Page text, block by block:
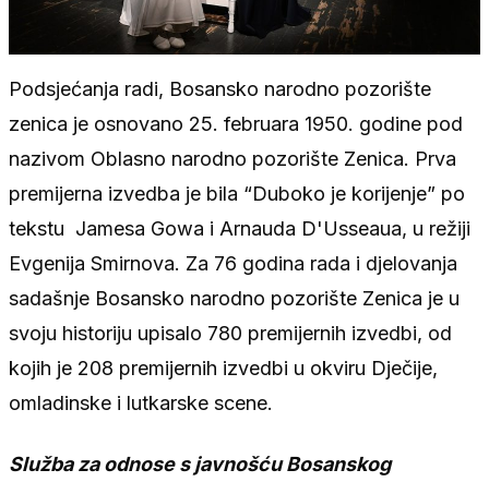
Podsjećanja radi, Bosansko narodno pozorište
zenica je osnovano 25. februara 1950. godine pod
nazivom Oblasno narodno pozorište Zenica. Prva
premijerna izvedba je bila “Duboko je korijenje” po
tekstu Jamesa Gowa i Arnauda D'Usseaua, u režiji
Evgenija Smirnova. Za 76 godina rada i djelovanja
sadašnje Bosansko narodno pozorište Zenica je u
svoju historiju upisalo 780 premijernih izvedbi, od
kojih je 208 premijernih izvedbi u okviru Dječije,
omladinske i lutkarske scene.
Služba za odnose s javnošću Bosanskog